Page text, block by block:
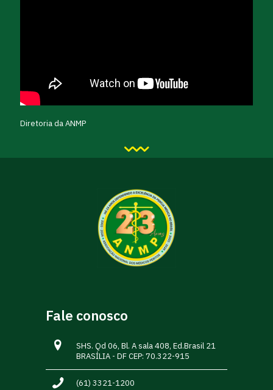
Diretoria da ANMP
Fale conosco
SHS. Qd 06, Bl. A sala 408, Ed.Brasil 21
BRASÍLIA - DF CEP: 70.322-915
(61) 3321-1200